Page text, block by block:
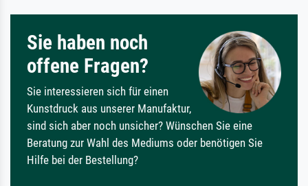
Sie haben noch
offene Fragen?
Sie interessieren sich für einen
Kunstdruck aus unserer Manufaktur,
sind sich aber noch unsicher? Wünschen Sie eine
Beratung zur Wahl des Mediums oder benötigen Sie
Hilfe bei der Bestellung?